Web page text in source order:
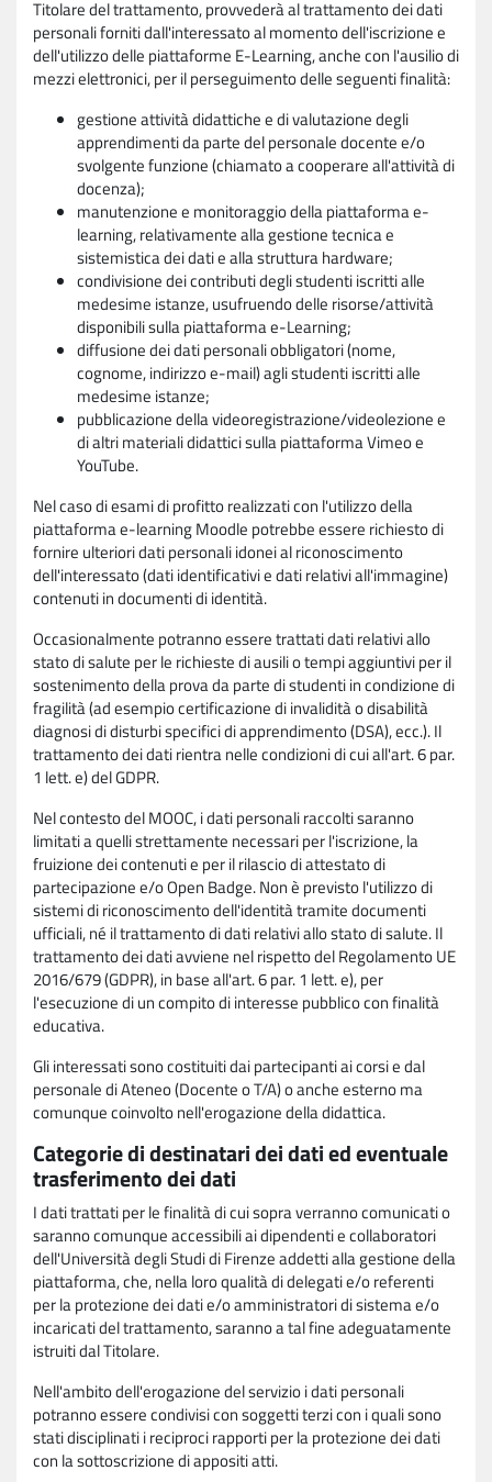
Titolare del trattamento, provvederà al trattamento dei dati
personali forniti dall'interessato al momento dell'iscrizione e
dell'utilizzo delle piattaforme E-Learning, anche con l'ausilio di
mezzi elettronici, per il perseguimento delle seguenti finalità:
gestione attività didattiche e di valutazione degli
apprendimenti da parte del personale docente e/o
svolgente funzione (chiamato a cooperare all'attività di
docenza);
manutenzione e monitoraggio della piattaforma e-
learning, relativamente alla gestione tecnica e
sistemistica dei dati e alla struttura hardware;
condivisione dei contributi degli studenti iscritti alle
medesime istanze, usufruendo delle risorse/attività
disponibili sulla piattaforma e-Learning;
diffusione dei dati personali obbligatori (nome,
cognome, indirizzo e-mail) agli studenti iscritti alle
medesime istanze;
pubblicazione della videoregistrazione/videolezione e
di altri materiali didattici sulla piattaforma Vimeo e
YouTube.
Nel caso di esami di profitto realizzati con l'utilizzo della
piattaforma e-learning Moodle potrebbe essere richiesto di
fornire ulteriori dati personali idonei al riconoscimento
dell'interessato (dati identificativi e dati relativi all'immagine)
contenuti in documenti di identità.
Occasionalmente potranno essere trattati dati relativi allo
stato di salute per le richieste di ausili o tempi aggiuntivi per il
sostenimento della prova da parte di studenti in condizione di
fragilità (ad esempio certificazione di invalidità o disabilità
diagnosi di disturbi specifici di apprendimento (DSA), ecc.). Il
trattamento dei dati rientra nelle condizioni di cui all'art. 6 par.
1 lett. e) del GDPR.
Nel contesto del MOOC, i dati personali raccolti saranno
limitati a quelli strettamente necessari per l'iscrizione, la
fruizione dei contenuti e per il rilascio di attestato di
partecipazione e/o Open Badge. Non è previsto l'utilizzo di
sistemi di riconoscimento dell'identità tramite documenti
ufficiali, né il trattamento di dati relativi allo stato di salute. Il
trattamento dei dati avviene nel rispetto del Regolamento UE
2016/679 (GDPR), in base all'art. 6 par. 1 lett. e), per
l'esecuzione di un compito di interesse pubblico con finalità
educativa.
Gli interessati sono costituiti dai partecipanti ai corsi e dal
personale di Ateneo (Docente o T/A) o anche esterno ma
comunque coinvolto nell'erogazione della didattica.
Categorie di destinatari dei dati ed eventuale
trasferimento dei dati
I dati trattati per le finalità di cui sopra verranno comunicati o
saranno comunque accessibili ai dipendenti e collaboratori
dell'Università degli Studi di Firenze addetti alla gestione della
piattaforma, che, nella loro qualità di delegati e/o referenti
per la protezione dei dati e/o amministratori di sistema e/o
incaricati del trattamento, saranno a tal fine adeguatamente
istruiti dal Titolare.
Nell'ambito dell'erogazione del servizio i dati personali
potranno essere condivisi con soggetti terzi con i quali sono
stati disciplinati i reciproci rapporti per la protezione dei dati
con la sottoscrizione di appositi atti.